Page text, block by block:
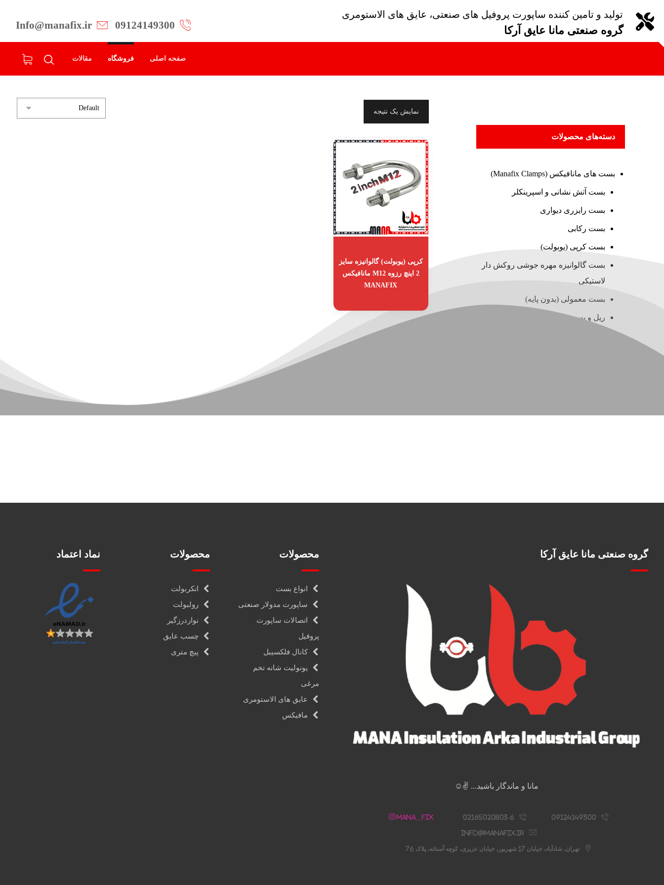
تولید و تامین کننده ساپورت پروفیل های صنعتی، عایق های الاستومری
گروه صنعتی مانا عایق آرکا Info@manafix.ir 09124149300
صفحه اصلی فروشگاه مقالات
نمایش یک نتیجه
کرپی (یوبولت) گالوانیزه سایز
2 اینچ رزوه M12 مانافیکس
MANAFIX
دسته‌های محصولات
بست های مانافیکس (Manafix Clamps)
بست آتش نشانی و اسپرینکلر
بست رایزری دیواری
بست رکابی
بست کرپی (یوبولت)
بست گالوانیزه مهره جوشی روکش دار
لاستیکی
بست معمولی (بدون پایه)
ریل و بست چنگالی (سی چنل)
گروه صنعتی مانا عایق آرکا
مانا و ماندگار باشید... ✌️☺️
09124149300
02165020803-6
Mana__fix
info@manafix.ir
تهران، شادآباد، خیابان 17 شهریور، خیابان عزیزی، کوچه آستانه، پلاک 76
محصولات
انواع بست
ساپورت مدولار صنعتی
اتصالات ساپورت
پروفیل
کانال فلکسیبل
یونولیت شانه تخم
مرغی
عایق های الاستومری
مافیکس
محصولات
انکربولت
رولبولت
نواردرزگیر
چسب عایق
پیچ متری
نماد اعتماد